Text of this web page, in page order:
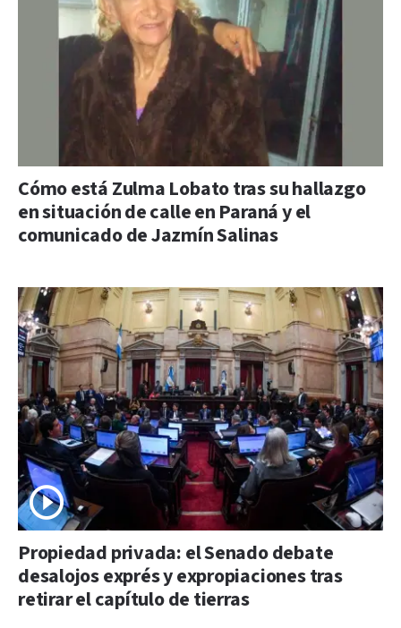
Cómo está Zulma Lobato tras su hallazgo
en situación de calle en Paraná y el
comunicado de Jazmín Salinas
Propiedad privada: el Senado debate
desalojos exprés y expropiaciones tras
retirar el capítulo de tierras